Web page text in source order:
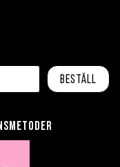
Beställ